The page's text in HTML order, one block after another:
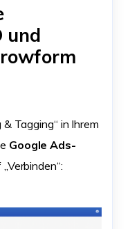
und
Tagging“ in Ihrem
Google Ads-